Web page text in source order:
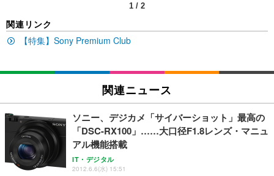
ュチェア 人間工学 疲れない ブラック
￥27,999
Sezlife オフィスチェア デスクチェア 疲れない テレ
ワーク チェア 強化バックレスト 30度ロッキング機
レスト 3Dヘッドレスト ハンガー付き 高反発クッシ
ョン PCチェア 通気性メッシュ ゲーミング/勉強/事
務用 おしゃれ パソコンチェア (ブラック)
￥7,680
Sezlife オフィスチェア デスクチェア 疲れない テレ
ワーク チェア 強化バックレスト 30度ロッキング機
イト
【純正品】27"ゲーミングモニター DualSense 充電
フック付き（CFI-ZDM1J）
￥49,979
【整備済み品】Dell E2724HS 27インチ 液晶モニタ
ー フルHD（1920×1080）VA 非光沢 HDMI/DisplayP
x2袋(84枚) ホワイト(吸収面:ライトブルー)
￥3,234
ネオ・ルーライフ ネオ・オムツ L 中型犬用 26枚入
り 単品
￥1,800
Smart Basic(スマートベーシック) 【Amazon.co.jp
限定】 Smart Basic アイリスオーヤマ ペットシーツ
1 / 2
関連リンク
【特集】Sony Premium Club
関連ニュース
ソニー、デジカメ「サイバーショット」最高の
「DSC-RX100」……大口径F1.8レンズ・マニュ
アル機能搭載
IT・デジタル
2012.6.6(水) 15:51